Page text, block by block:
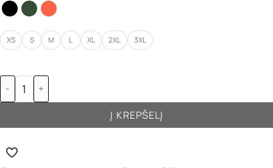
XS S M L XL 2XL 3XL
- +
Į KREPŠELĮ